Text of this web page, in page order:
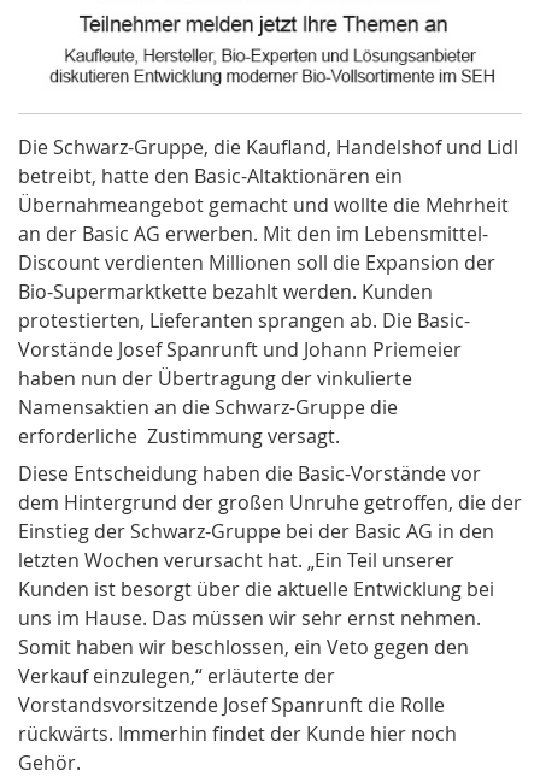
Die Schwarz-Gruppe, die Kaufland, Handelshof und Lidl
betreibt, hatte den Basic-Altaktionären ein
Übernahmeangebot gemacht und wollte die Mehrheit
an der Basic AG erwerben. Mit den im Lebensmittel-
Discount verdienten Millionen soll die Expansion der
Bio-Supermarktkette bezahlt werden. Kunden
protestierten, Lieferanten sprangen ab. Die Basic-
Vorstände Josef Spanrunft und Johann Priemeier
haben nun der Übertragung der vinkulierte
Namensaktien an die Schwarz-Gruppe die
erforderliche Zustimmung versagt.
Diese Entscheidung haben die Basic-Vorstände vor
dem Hintergrund der großen Unruhe getroffen, die der
Einstieg der Schwarz-Gruppe bei der Basic AG in den
letzten Wochen verursacht hat. „Ein Teil unserer
Kunden ist besorgt über die aktuelle Entwicklung bei
uns im Hause. Das müssen wir sehr ernst nehmen.
Somit haben wir beschlossen, ein Veto gegen den
Verkauf einzulegen,“ erläuterte der
Vorstandsvorsitzende Josef Spanrunft die Rolle
rückwärts. Immerhin findet der Kunde hier noch
Gehör.